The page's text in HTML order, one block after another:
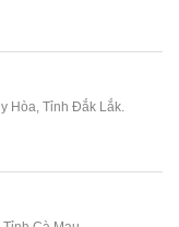
Hòa, Tỉnh Đắk Lắk.